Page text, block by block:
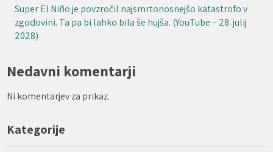
Super El Niño je povzročil najsmrtonosnejšo katastrofo v
zgodovini. Ta pa bi lahko bila še hujša. (YouTube – 28. julij
2028)
Nedavni komentarji
Ni komentarjev za prikaz.
Kategorije